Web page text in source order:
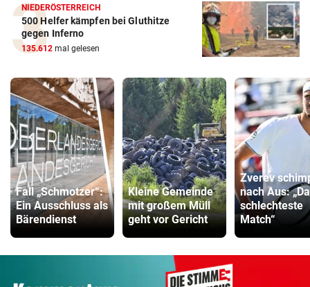
NIEDERÖSTERREICH
500 Helfer kämpfen bei Gluthitze
gegen Inferno
135.612 mal gelesen
Fall „Schmotzer“:
Ein Ausschluss als
Bärendienst
Kleine Gemeinde
mit großem Müll
geht vor Gericht
Zverev
nach Aus:
schlechteste
Match“